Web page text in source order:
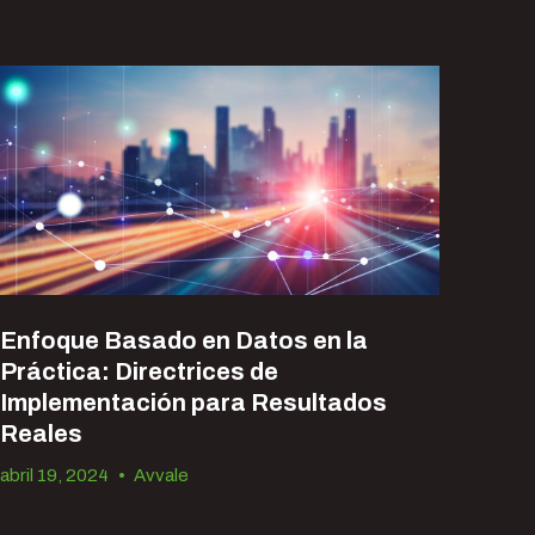
Enfoque Basado en Datos en la
Práctica: Directrices de
Implementación para Resultados
Reales
abril 19, 2024 • Avvale